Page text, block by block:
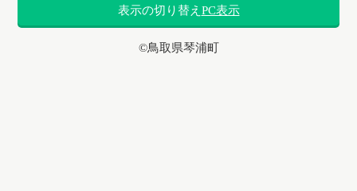
表示の切り替え PC表示
©鳥取県琴浦町